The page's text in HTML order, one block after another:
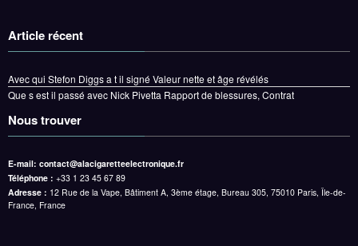
Article récent
Avec qui Stefon Diggs a t il signé Valeur nette et âge révélés
Que s est il passé avec Nick Pivetta Rapport de blessures, Contrat
Nous trouver
E-mail: contact@alacigaretteelectronique.fr
Téléphone : +33 1 23 45 67 89
Adresse : 12 Rue de la Vape, Bâtiment A, 3ème étage, Bureau 305, 75010 Paris, Île-de-
France, France